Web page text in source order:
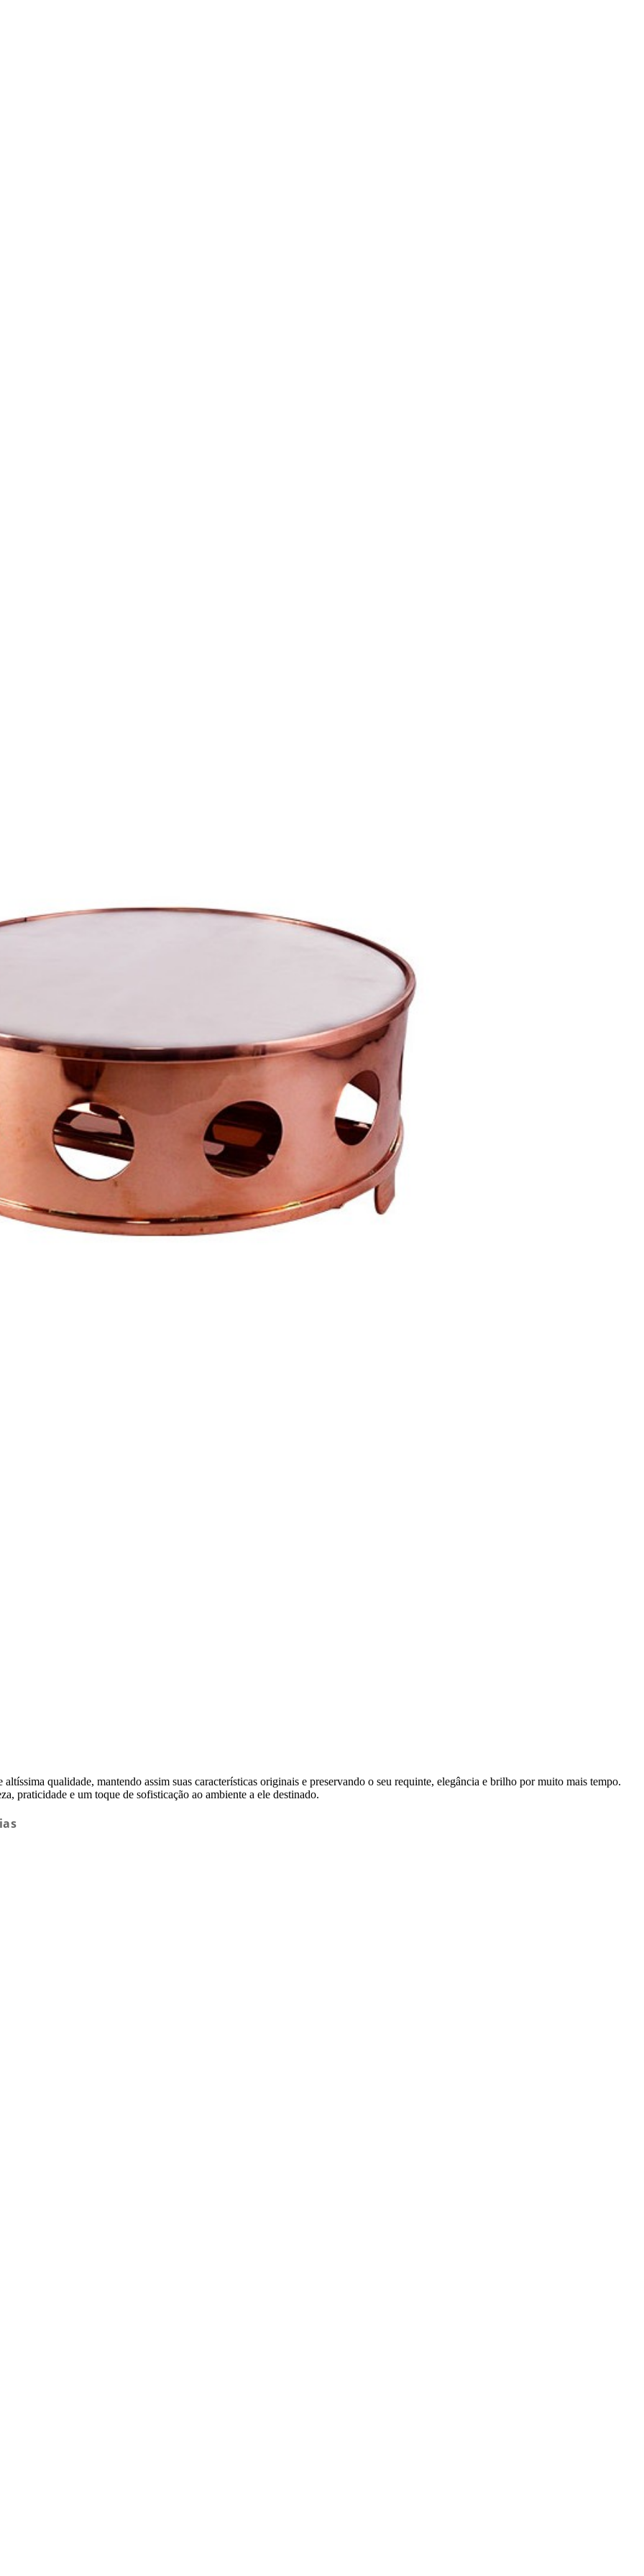
qualidade, mantendo assim suas características originais e preservando o seu requinte, elegância e brilho por muito mais tempo.
praticidade e um toque de sofisticação ao ambiente a ele destinado.